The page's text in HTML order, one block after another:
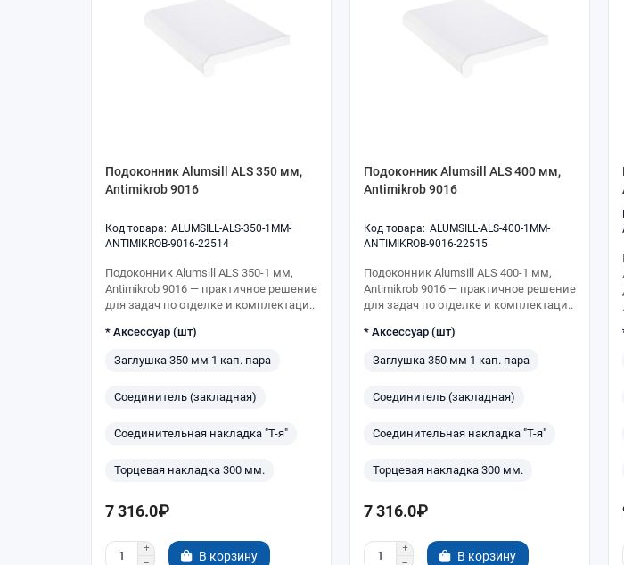
Подоконник Alumsill ALS 350 мм,
Antimikrob 9016
ALUMSILL-ALS-350-1MM-
ANTIMIKROB-9016-22514
Подоконник Alumsill ALS 350-1 мм,
Antimikrob 9016 — практичное решение
для задач по отделке и комплектаци..
* Аксессуар (шт)
Заглушка 350 мм 1 кап. пара
Соединитель (закладная)
Соединительная накладка "Т-я"
Торцевая накладка 300 мм.
7 316.0₽
В корзину
Подоконник Alumsill ALS 400 мм,
Antimikrob 9016
ALUMSILL-ALS-400-1MM-
ANTIMIKROB-9016-22515
Подоконник Alumsill ALS 400-1 мм,
Antimikrob 9016 — практичное решение
для задач по отделке и комплектаци..
* Аксессуар (шт)
Заглушка 350 мм 1 кап. пара
Соединитель (закладная)
Соединительная накладка "Т-я"
Торцевая накладка 300 мм.
7 316.0₽
В корзину